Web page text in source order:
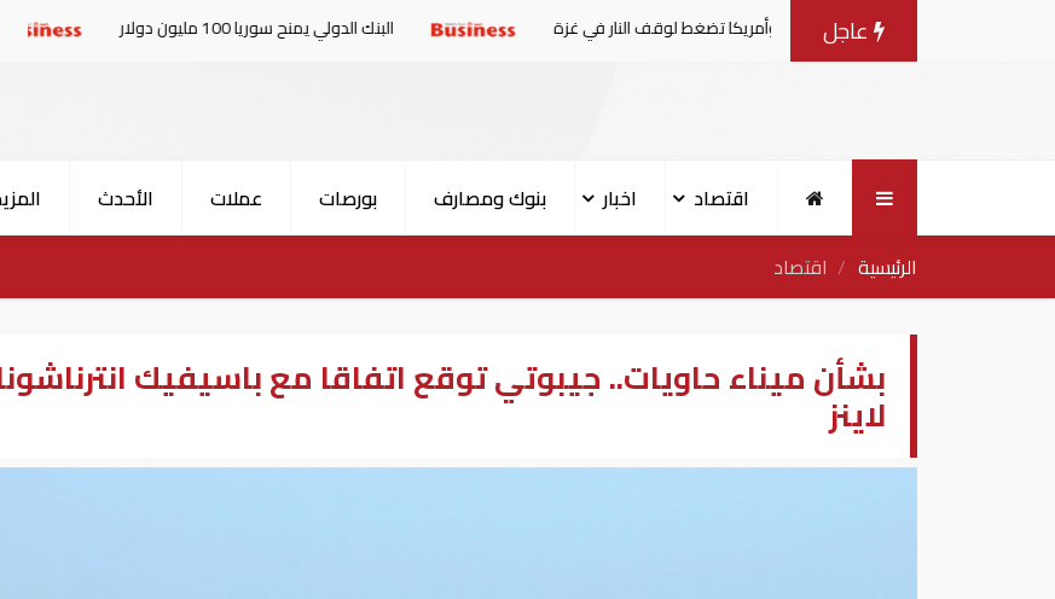
عاجل
مع إسرائيل.. وأمريكا تضغط لوقف النار في غزة البنك الدولي يمنح سوريا 100 مليون دولار الإمارات
اقتصاد اخبار بنوك ومصارف بورصات عملات الأحدث
الرئيسية
اقتصاد
بشأن ميناء حاويات.. جيبوتي توقع اتفاقا مع باسيفيك
لاينز